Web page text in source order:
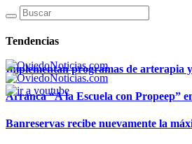
Tendencias
Implementan programas de arterapia
Arranca “A la Escuela con Propeep”
Banreservas recibe nuevamente la